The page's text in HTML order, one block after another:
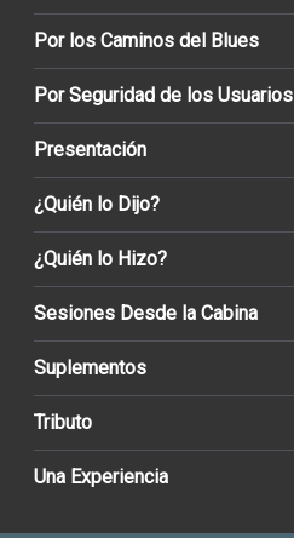
Por los Caminos del Blues
Por Seguridad de los Usuarios
Presentación
¿Quién lo Dijo?
¿Quién lo Hizo?
Sesiones Desde la Cabina
Suplementos
Tributo
Una Experiencia